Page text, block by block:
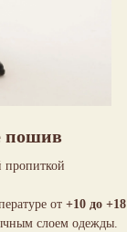
пошив
пропиткой
от+10 до +18
слоем одежды.